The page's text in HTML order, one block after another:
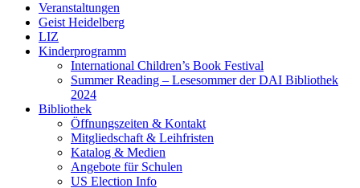
Veranstaltungen
Geist Heidelberg
LIZ
Kinderprogramm
International Children’s Book Festival
Summer Reading – Lesesommer der DAI Bibliothek
2024
Bibliothek
Öffnungszeiten & Kontakt
Mitgliedschaft & Leihfristen
Katalog & Medien
Angebote für Schulen
US Election Info